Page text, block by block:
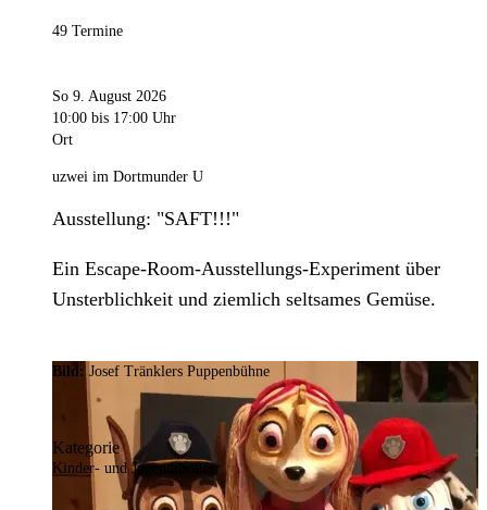
49 Termine
So 9. August 2026
10:00 bis 17:00 Uhr
Ort
uzwei im Dortmunder U
Ausstellung: "SAFT!!!"
Ein Escape-Room-Ausstellungs-Experiment über
Unsterblichkeit und ziemlich seltsames Gemüse.
Bild:Josef Tränklers Puppenbühne
Kategorie
Kinder- und Jugendtheater